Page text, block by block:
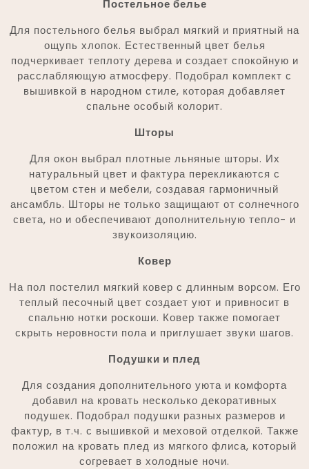
Постельное белье
Для постельного белья выбрал мягкий и приятный на
ощупь хлопок. Естественный цвет белья
подчеркивает теплоту дерева и создает спокойную и
расслабляющую атмосферу. Подобрал комплект с
вышивкой в народном стиле, которая добавляет
спальне особый колорит.
Шторы
Для окон выбрал плотные льняные шторы. Их
натуральный цвет и фактура перекликаются с
цветом стен и мебели, создавая гармоничный
ансамбль. Шторы не только защищают от солнечного
света, но и обеспечивают дополнительную тепло- и
звукоизоляцию.
Ковер
На пол постелил мягкий ковер с длинным ворсом. Его
теплый песочный цвет создает уют и привносит в
спальню нотки роскоши. Ковер также помогает
скрыть неровности пола и приглушает звуки шагов.
Подушки и плед
Для создания дополнительного уюта и комфорта
добавил на кровать несколько декоративных
подушек. Подобрал подушки разных размеров и
фактур, в т.ч. с вышивкой и меховой отделкой. Также
положил на кровать плед из мягкого флиса, который
согревает в холодные ночи.